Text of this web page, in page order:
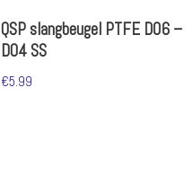
QSP slangbeugel PTFE D06 –
D04 SS
€5.99